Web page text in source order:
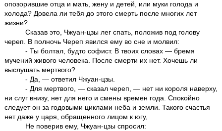
опозорившие отца и мать, жену и детей, или муки голода и
холода? Довела ли тебя до этого смерть после многих лет
жизни?
Сказав это, Чжуан-цзы лег спать, положив под голову
череп. В полночь Череп явился ему во сне и молвил:
- Ты болтал, будто софист. В твоих словах — бремя
мучений живого человека. После смерти их нет. Хочешь ли
выслушать мертвого?
- Да, — ответил Чжуан-цзы.
- Для мертвого, — сказал череп, — нет ни короля наверху,
ни слуг внизу, нет для него и смены времен года. Спокойно
следует он за годовыми циклами неба и земли. Такого счастья
нет даже у царя, обращенного лицом к югу,
Не поверив ему, Чжуан-цзы спросил: